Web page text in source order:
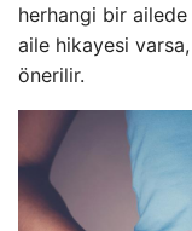
herhangi bir
aile hikayesi
önerilir.